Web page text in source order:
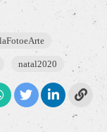
natal2020